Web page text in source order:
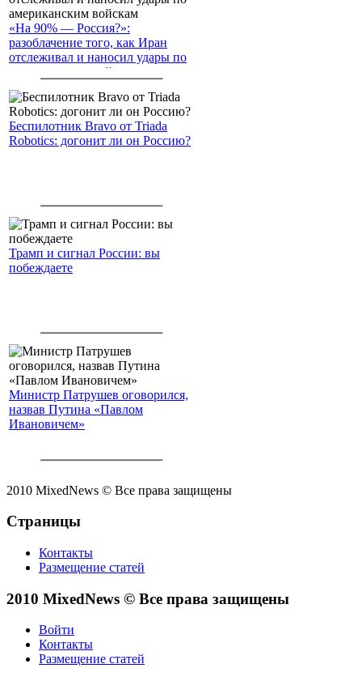
«На 90% — Россия?»:
разоблачение того, как Иран
отслеживал и наносил удары по
американским войскам
Беспилотник Bravo от Triada
Robotics: догонит ли он Россию?
Трамп и сигнал России: вы
побеждаете
Министр Патрушев оговорился,
назвав Путина «Павлом
Ивановичем»
2010 MixedNews © Все права защищены
Страницы
Контакты
Размещение статей
2010 MixedNews © Все права защищены
Войти
Контакты
Размещение статей